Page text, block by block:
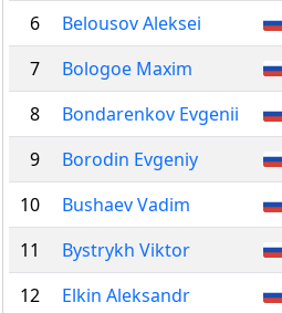
6
Belousov Aleksei
7
Bologoe Maxim
8
Bondarenkov Evgenii
9
Borodin Evgeniy
10
Bushaev Vadim
11
Bystrykh Viktor
12
Elkin Aleksandr